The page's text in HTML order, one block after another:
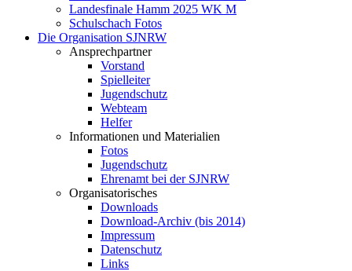
Landesfinale Hamm 2025 WK M
Schulschach Fotos
Die Organisation SJNRW
Ansprechpartner
Vorstand
Spielleiter
Jugendschutz
Webteam
Helfer
Informationen und Materialien
Fotos
Jugendschutz
Ehrenamt bei der SJNRW
Organisatorisches
Downloads
Download-Archiv (bis 2014)
Impressum
Datenschutz
Links